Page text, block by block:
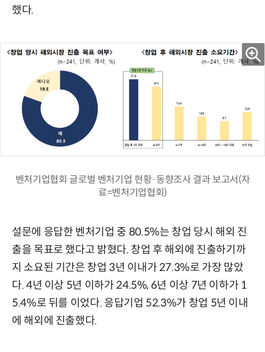
했다.
벤처기업협회 글로벌 벤처기업 현황·동향조사 결과 보고서(자
료=벤처기업협회)
설문에 응답한 벤처기업 중 80.5%는 창업 당시 해외 진
출을 목표로 했다고 밝혔다. 창업 후 해외에 진출하기까
지 소요된 기간은 창업 3년 이내가 27.3%로 가장 많았
다. 4년 이상 5년 이하가 24.5%, 6년 이상 7년 이하가 1
5.4%로 뒤를 이었다. 응답기업 52.3%가 창업 5년 이내
에 해외에 진출했다.